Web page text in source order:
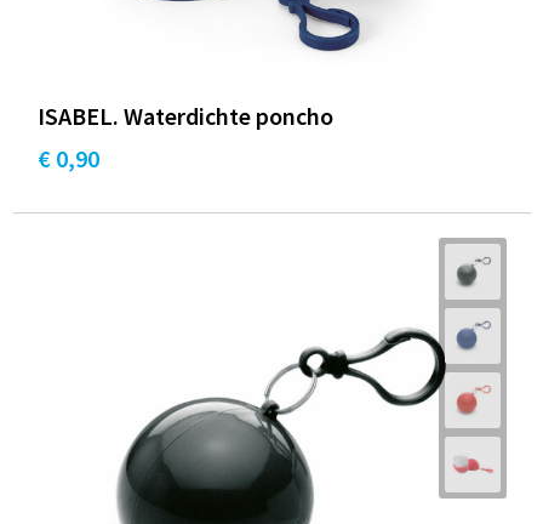
ISABEL. Waterdichte poncho
€ 0,90